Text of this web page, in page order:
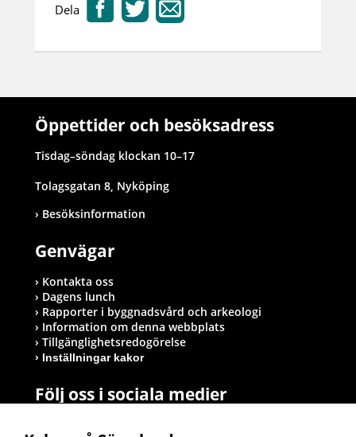
Dela
Öppettider och besöksadress
Tisdag–söndag klockan 10–17
Tolagsgatan 8, Nyköping
Besöksinformation
Genvägar
Kontakta oss
Dagens lunch
Rapporter i byggnadsvård och arkeologi
Information om denna webbplats
Tillgänglighetsredogörelse
Inställningar kakor
Följ oss i sociala medier